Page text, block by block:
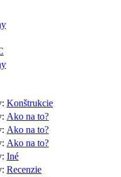
Konštrukcie
Ako na to?
Ako na to?
Ako na to?
Iné
Recenzie